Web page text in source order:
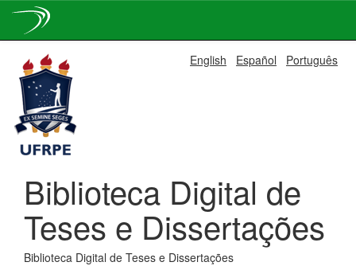
navigation
English Español Português
Biblioteca Digital de
Teses e Dissertações
Biblioteca Digital de Teses e Dissertações